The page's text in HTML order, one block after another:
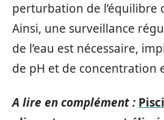
perturbation de l’équilibre
Ainsi, une surveillance
de l’eau est nécessaire,
de pH et de concentration
A lire en complément :